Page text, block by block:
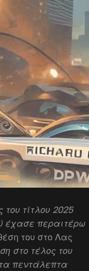
τίτλου 2025
έχασε περαιτέρω
του στο Λας
στο τέλος του
πεντάλεπτα